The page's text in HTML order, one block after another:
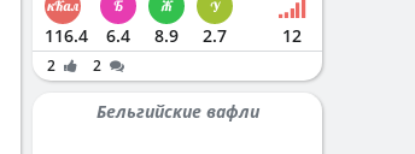
116.4 6.4 8.9 2.7 12
2 2
Бельгийские вафли